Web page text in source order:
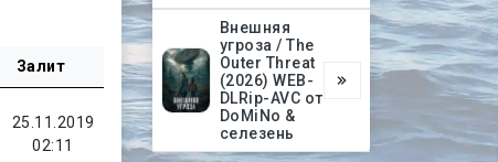
Залит
25.11.2019
02:11
Внешняя
угроза / The
Outer Threat
(2026) WEB-
DLRip-AVC от
DoMiNo &
селезень